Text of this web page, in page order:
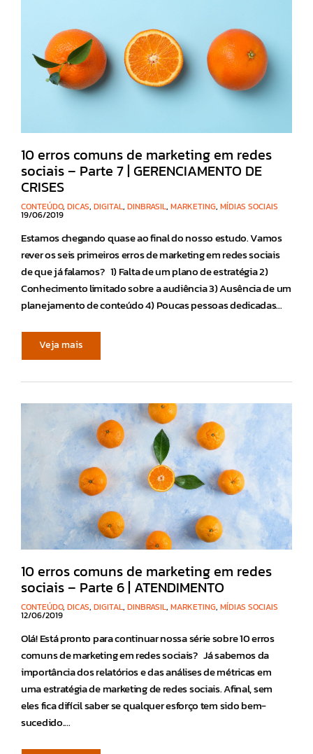
10 erros comuns de marketing em redes
sociais – Parte 7 | GERENCIAMENTO DE
CRISES
CONTEÚDO, DICAS, DIGITAL, DINBRASIL, MARKETING, MÍDIAS SOCIAIS
19/06/2019
Estamos chegando quase ao final do nosso estudo. Vamos
rever os seis primeiros erros de marketing em redes sociais
de que já falamos? 1) Falta de um plano de estratégia 2)
Conhecimento limitado sobre a audiência 3) Ausência de um
planejamento de conteúdo 4) Poucas pessoas dedicadas…
Veja mais
10 erros comuns de marketing em redes
sociais – Parte 6 | ATENDIMENTO
CONTEÚDO, DICAS, DIGITAL, DINBRASIL, MARKETING, MÍDIAS SOCIAIS
12/06/2019
Olá! Está pronto para continuar nossa série sobre 10 erros
comuns de marketing em redes sociais? Já sabemos da
importância dos relatórios e das análises de métricas em
uma estratégia de marketing de redes sociais. Afinal, sem
eles fica difícil saber se qualquer esforço tem sido bem-
sucedido.…